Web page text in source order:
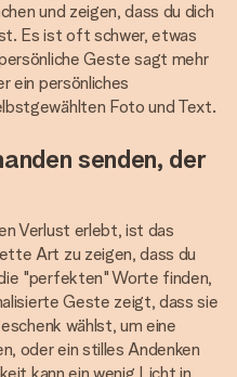
und zeigen, dass du dich
Es ist oft schwer, etwas
Geste sagt mehr
ein persönliches
Foto und Text.
senden, der
Verlust erlebt, ist das
Art zu zeigen, dass du
"perfekten" Worte finden,
Geste zeigt, dass sie
wählst, um eine
oder ein stilles Andenken